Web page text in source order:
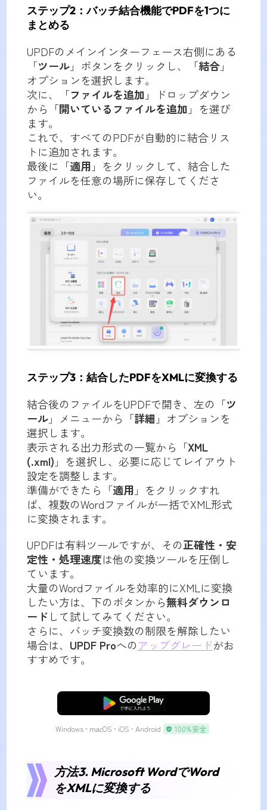
ステップ2：バッチ結合機能でPDFを1つに
まとめる
UPDFのメインインターフェース右側にある
「ツール」ボタンをクリックし、「結合」
オプションを選択します。
次に、「ファイルを追加 」ドロップダウン
から「開いているファイルを追加 」を選び
ます。
これで、すべてのPDFが自動的に結合リス
トに追加されます。
最後に「適用 」をクリックして、結合した
ファイルを任意の場所に保存してくださ
い。
ステップ3：結合したPDFをXMLに変換する
結合後のファイルをUPDFで開き、左の「ツ
ール」メニューから「詳細 」オプションを
選択します。
表示される出力形式の一覧から「XML
(.xml) 」を選択し、必要に応じてレイアウト
設定を調整します。
準備ができたら「適用 」をクリックすれ
ば、複数のWordファイルが一括でXML形式
に変換されます。
UPDFは有料ツールですが、その正確性・安
定性・処理速度は他の変換ツールを圧倒し
ています。
大量のWordファイルを効率的にXMLに変換
したい方は、下のボタンから無料ダウンロ
ード して試してみてください。
さらに、バッチ変換数の制限を解除したい
場合は、 UPDF Proへのアップグレードがお
すすめです。
無料ダウンロード
Windows • macOS • iOS • Android 100%安全
方法3. Microsoft WordでWord
をXMLに変換する